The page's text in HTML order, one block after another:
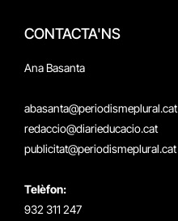
CONTACTA'NS
Ana Basanta
abasanta@periodismeplural.cat
redaccio@diarieducacio.cat
publicitat@periodismeplural.cat
Telèfon:
932 311 247